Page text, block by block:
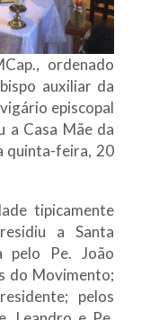
ordenado
auxiliar da
episcopal
a Casa Mãe da
quinta-feira, 20
tipicamente
a Santa
pelo Pe. João
do Movimento;
pelos